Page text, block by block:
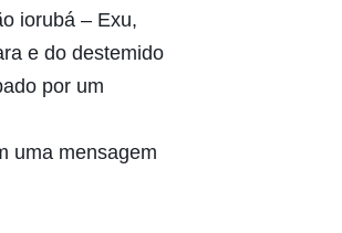
iorubá – Exu,
e do destemido
por um
uma mensagem